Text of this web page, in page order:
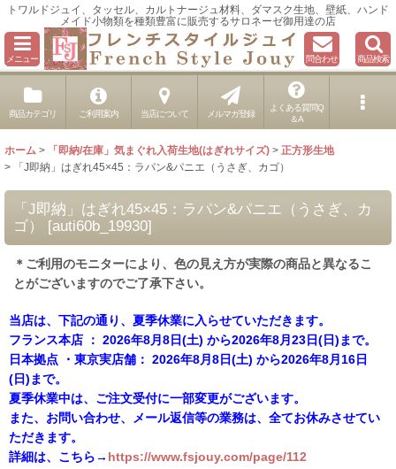
トワルドジュイ、タッセル、カルトナージュ材料、ダマスク生地、壁紙、ハンド
メイド小物類を種類豊富に販売するサロネーゼ御用達の店
メニュー 問合わせ 商品検索
商品カテゴリ ご利用案内 当店について メルマガ登録
よくある質問Q
＆A
ホーム > 「即納/在庫」気まぐれ入荷生地(はぎれサイズ) > 正方形生地
>
「J即納」はぎれ45×45：ラパン&パニエ（うさぎ、カゴ）
「J即納」はぎれ45×45：ラパン&パニエ（うさぎ、カ
ゴ）
[auti60b_19930]
＊ご利用のモニターにより、色の見え方が実際の商品と異なるこ
とがございますのでご了承下さい。
当店は、下記の通り、夏季休業に入らせていただきます。
フランス本店 ： 2026年8月8日(土) から2026年8月23日(日)まで。
日本拠点 ・東京実店舗： 2026年8月8日(土) から2026年8月16日
(日)まで。
夏季休業中は、ご注文受付に一部変更がございます。
また、お問い合わせ、メール返信等の業務は、全てお休みさせてい
ただきます。
詳細は、こちら→ https://www.fsjouy.com/page/112